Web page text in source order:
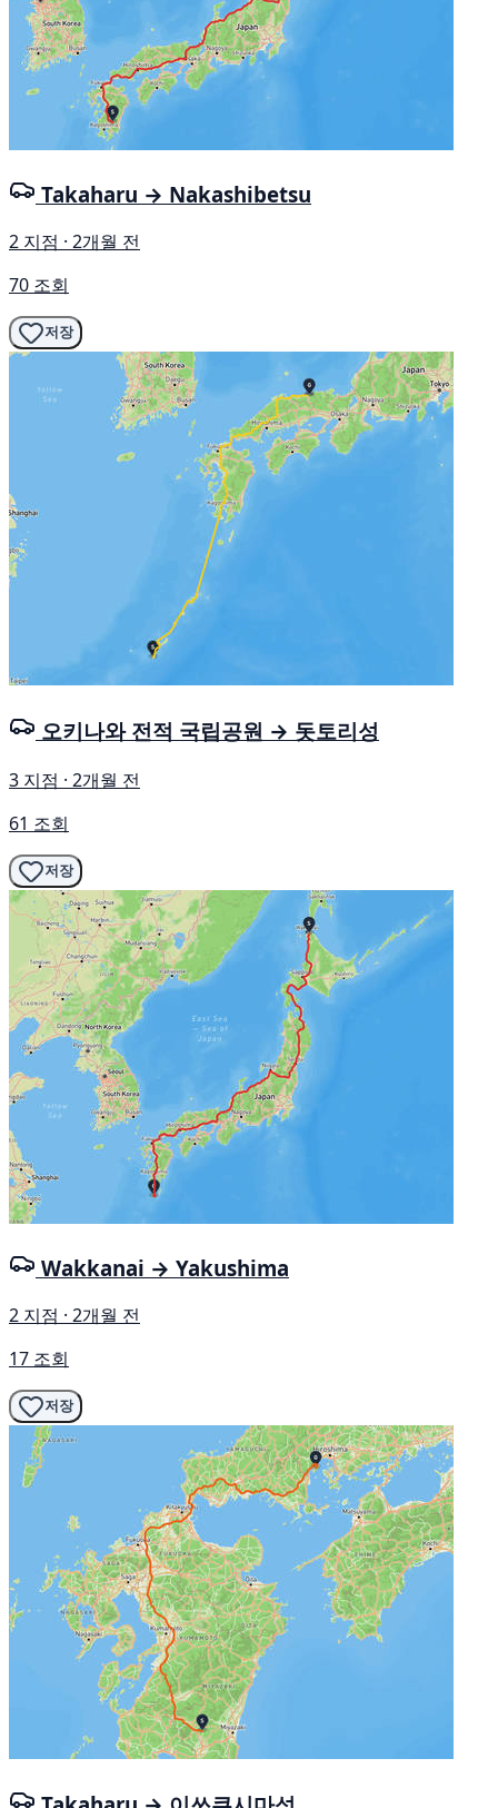
Takaharu → Nakashibetsu
2 지점 · 2개월 전
70 조회
저장
오키나와 전적 국립공원 → 돗토리성
3 지점 · 2개월 전
61 조회
저장
Wakkanai → Yakushima
2 지점 · 2개월 전
17 조회
저장